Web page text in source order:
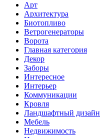
Арт
Архитектура
Биотопливо
Ветрогенераторы
Ворота
Главная категория
Декор
Заборы
Интересное
Интерьер
Коммуникации
Кровля
Ландшафтный дизайн
Мебель
Недвижимость